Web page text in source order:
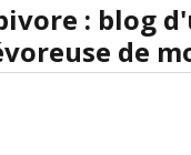
: blog
de